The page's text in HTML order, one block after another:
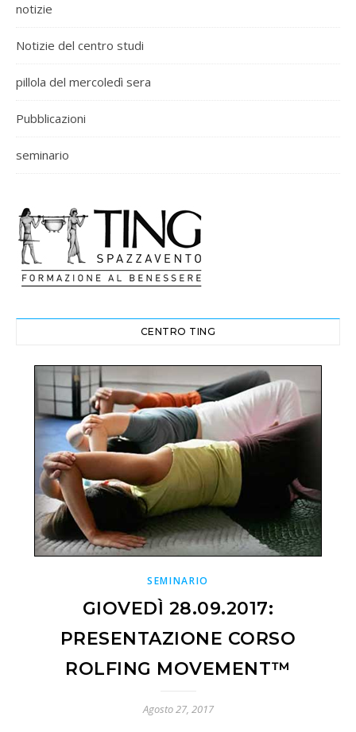
notizie
Notizie del centro studi
pillola del mercoledì sera
Pubblicazioni
seminario
CENTRO TING
SEMINARIO
GIOVEDÌ 28.09.2017:
PRESENTAZIONE CORSO
ROLFING MOVEMENT™
Agosto 27, 2017